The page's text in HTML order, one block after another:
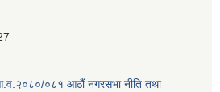
०८१ आठौं नगरसभा नीति तथा